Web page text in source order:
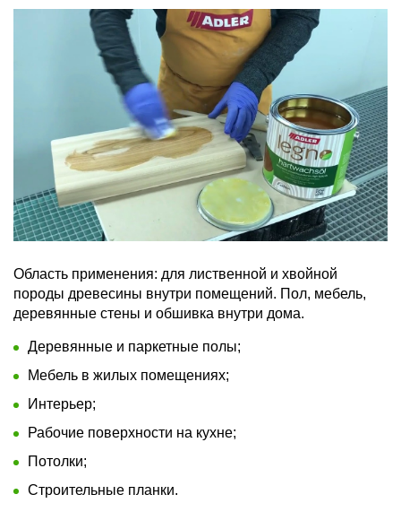
Область применения: для лиственной и хвойной
породы древесины внутри помещений. Пол, мебель,
деревянные стены и обшивка внутри дома.
Деревянные и паркетные полы;
Мебель в жилых помещениях;
Интерьер;
Рабочие поверхности на кухне;
Потолки;
Строительные планки.